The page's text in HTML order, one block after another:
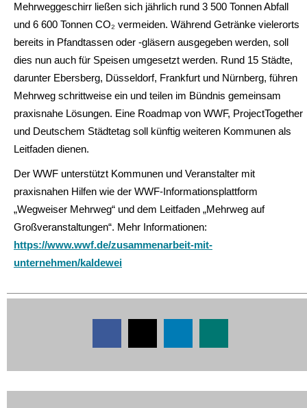
Mehrweggeschirr ließen sich jährlich rund 3 500 Tonnen Abfall
und 6 600 Tonnen CO₂ vermeiden. Während Getränke vielerorts
bereits in Pfandtassen oder -gläsern ausgegeben werden, soll
dies nun auch für Speisen umgesetzt werden. Rund 15 Städte,
darunter Ebersberg, Düsseldorf, Frankfurt und Nürnberg, führen
Mehrweg schrittweise ein und teilen im Bündnis gemeinsam
praxisnahe Lösungen. Eine Roadmap von WWF, ProjectTogether
und Deutschem Städtetag soll künftig weiteren Kommunen als
Leitfaden dienen.
Der WWF unterstützt Kommunen und Veranstalter mit
praxisnahen Hilfen wie der WWF-Informationsplattform
„Wegweiser Mehrweg“ und dem Leitfaden „Mehrweg auf
Großveranstaltungen“. Mehr Informationen:
https://www.wwf.de/zusammenarbeit-mit-
unternehmen/kaldewei